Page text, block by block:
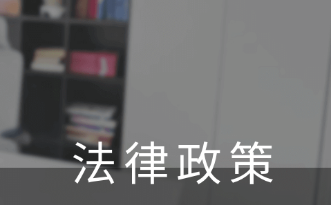
法律政策